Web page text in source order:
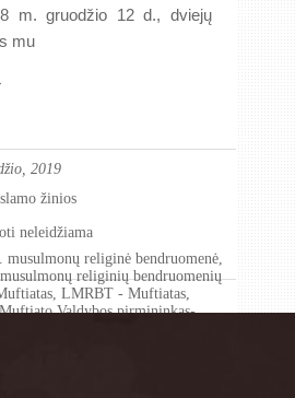
m. gruodžio 12 d., dviejų
mu
2019
žinios
neleidžiama
musulmonų religinė bendruomenė
religinių bendruomenių
LMRBT - Muftiatas
Valdybos pirmininkas-